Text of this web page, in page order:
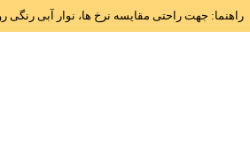
راهنما: جهت راحتی مقایسه نرخ ها، نوار آبی